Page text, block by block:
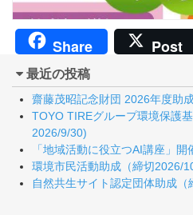
Share Post
最近の投稿
齋藤茂昭記念財団 2026年度助
TOYO TIREグループ環境保護
2026/9/30)
「地域活動に役立つAI講座」
環境市民活動助成（締切2026/
自然共生サイト認定団体助成